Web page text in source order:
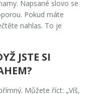
Napsané slovo se
Pokud máte
nahlas. To je
JSTE SI
Můžete říct: „Víš,